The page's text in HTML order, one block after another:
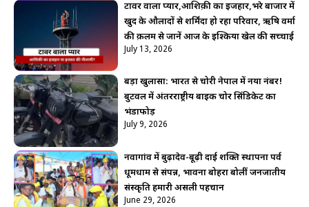
टावर वाला प्यार,आशिक़ी का इजहार,भरे बाजार में
खुद के औलादों से शर्मिंदा हो रहा परिवार, ऋषि वर्मा
की क़लम से जानें आज के इश्किया खेल की सच्चाई
July 13, 2026
बड़ा खुलासा: भारत से चोरी नेपाल में नया नंबर!
बुटवल में अंतरराष्ट्रीय बाइक चोर सिंडिकेट का
भंडाफोड़
July 9, 2026
नवागांव में बुढ़ादेव-बूढ़ी दाई शक्ति स्थापना पर्व
धूमधाम से संपन्न, भावना बोहरा बोलीं जनजातीय
संस्कृति हमारी असली पहचान
June 29, 2026